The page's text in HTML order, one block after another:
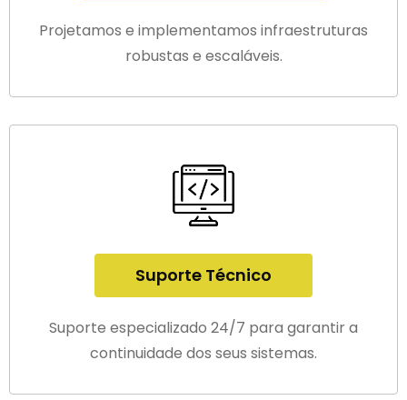
Projetamos e implementamos infraestruturas
robustas e escaláveis.
Suporte Técnico
Suporte especializado 24/7 para garantir a
continuidade dos seus sistemas.